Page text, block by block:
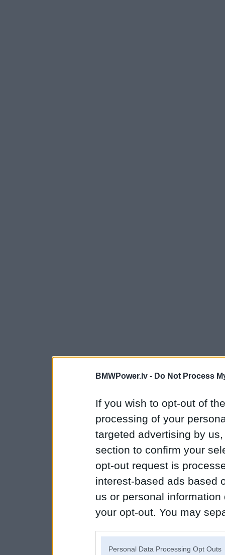
BMWPower.lv - Do Not Process
If you wish to opt-out of
processing of your
targeted advertising by
section to confirm your
opt-out request is
interest-based ads based
us or personal
your opt-out. You may
Personal Data Processing Opt Outs